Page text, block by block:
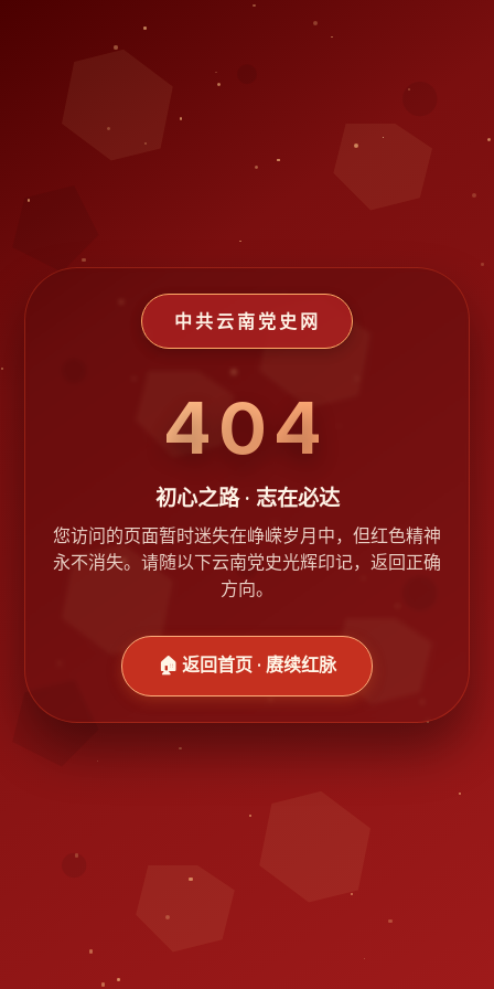
中共云南党史网
404
初心之路 · 志在必达
您访问的页面暂时迷失在峥嵘岁月中，但红色精神
永不消失。请随以下云南党史光辉印记，返回正确
方向。
🏠 返回首页 · 赓续红脉